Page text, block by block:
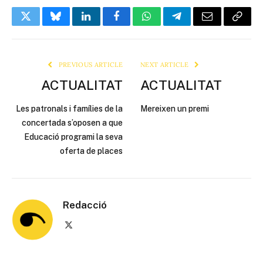
TwitterBlueskyLinkedInFacebookWhatsAppTelegramEmail Copy
PREVIOUS ARTICLE
ACTUALITAT
Les patronals i famílies de la
concertada s’oposen a que
Educació programi la seva
oferta de places
NEXT ARTICLE
ACTUALITAT
Mereixen un premi
Redacció